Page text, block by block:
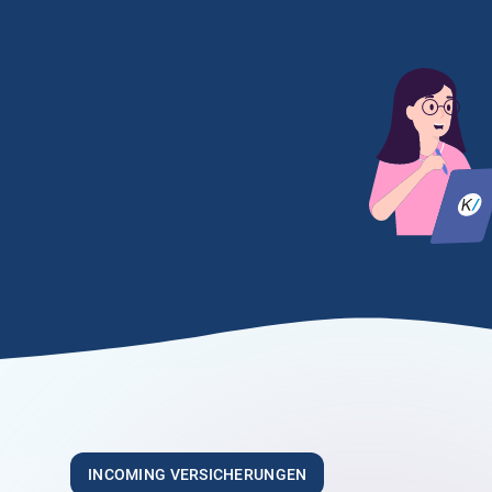
sehr freundliche und kompetente Art“
„Sehr hilfsbereite Mitarbeiter die ihren Job
verstehen. Ich bin sehr zufrieden!“
INCOMING VERSICHERUNGEN